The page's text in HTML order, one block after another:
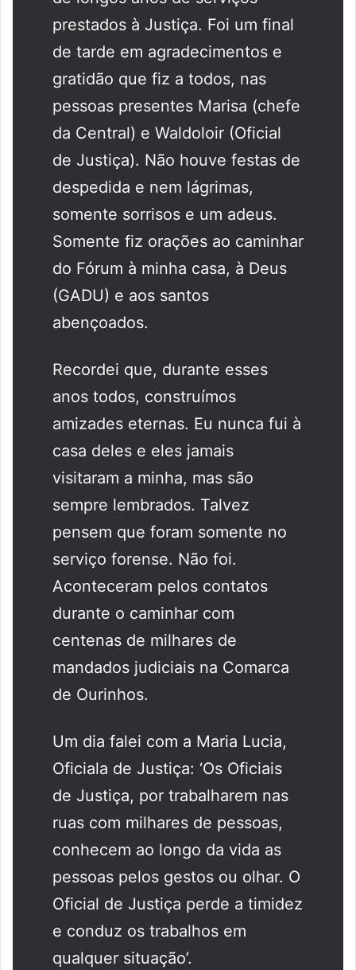
prestados à Justiça. Foi um final
de tarde em agradecimentos e
gratidão que fiz a todos, nas
pessoas presentes Marisa (chefe
da Central) e Waldoloir (Oficial
de Justiça). Não houve festas de
despedida e nem lágrimas,
somente sorrisos e um adeus.
Somente fiz orações ao caminhar
do Fórum à minha casa, à Deus
(GADU) e aos santos
abençoados.
Recordei que, durante esses
anos todos, construímos
amizades eternas. Eu nunca fui à
casa deles e eles jamais
visitaram a minha, mas são
sempre lembrados. Talvez
pensem que foram somente no
serviço forense. Não foi.
Aconteceram pelos contatos
durante o caminhar com
centenas de milhares de
mandados judiciais na Comarca
de Ourinhos.
Um dia falei com a Maria Lucia,
Oficiala de Justiça: ‘Os Oficiais
de Justiça, por trabalharem nas
ruas com milhares de pessoas,
conhecem ao longo da vida as
pessoas pelos gestos ou olhar. O
Oficial de Justiça perde a timidez
e conduz os trabalhos em
qualquer situação’.